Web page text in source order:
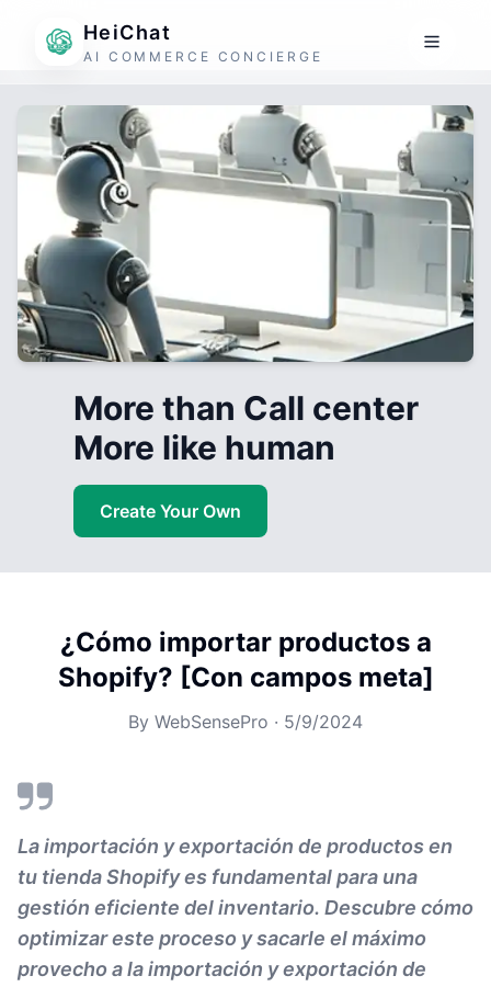
HeiChat
AI COMMERCE CONCIERGE
More than Call center
More like human
Create Your Own
¿Cómo importar productos a
Shopify? [Con campos meta]
By WebSensePro · 5/9/2024
La importación y exportación de productos en
tu tienda Shopify es fundamental para una
gestión eficiente del inventario. Descubre cómo
optimizar este proceso y sacarle el máximo
provecho a la importación y exportación de